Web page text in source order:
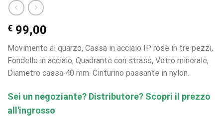
€ 99,00
Movimento al quarzo, Cassa in acciaio IP rosè in tre pezzi,
Fondello in acciaio, Quadrante con strass, Vetro minerale,
Diametro cassa 40 mm. Cinturino passante in nylon.
Sei un negoziante? Distributore? Scopri il prezzo
all'ingrosso